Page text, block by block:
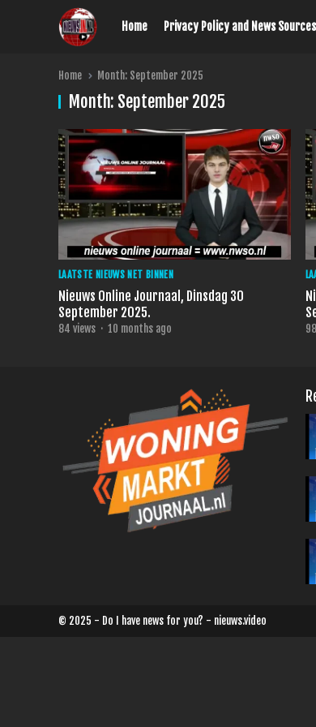
Home Privacy Policy and News
Home Month: September 2025
Month: September 2025
LAATSTE NIEUWS NET BINNEN
Nieuws Online Journaal, Dinsdag 30
September 2025.
84 views · 10 months ago 98
© 2025 - Do I have news for you? - nieuws.video